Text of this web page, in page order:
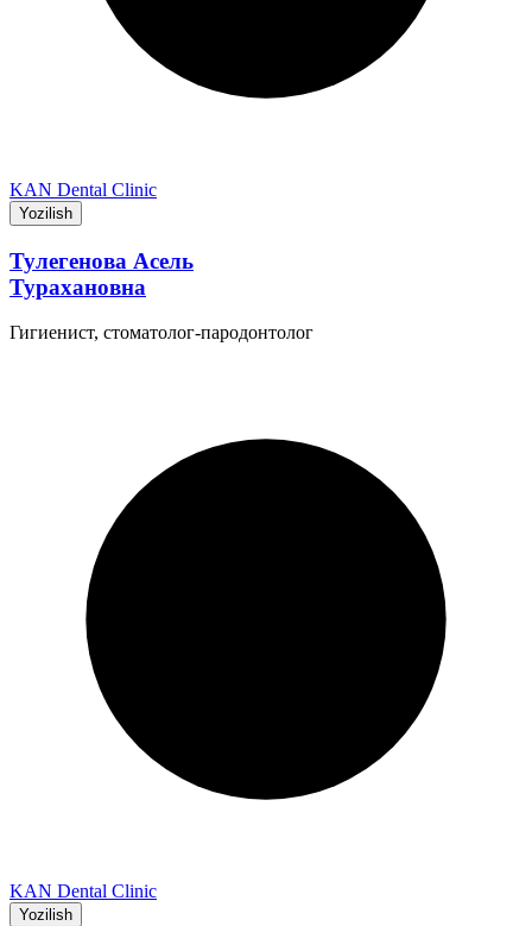
KAN Dental Clinic
Yozilish
Тулегенова Асель
Турахановна
Гигиенист, стоматолог-пародонтолог
KAN Dental Clinic
Yozilish